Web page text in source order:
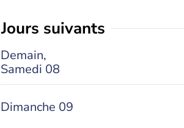
jours suivants
Demain,
Samedi 08
Dimanche 09